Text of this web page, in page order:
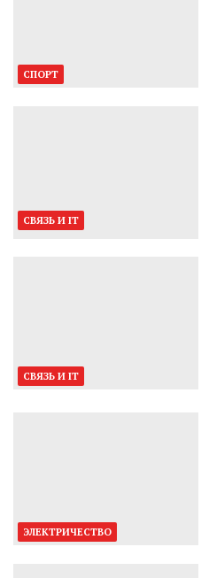
СПОРТ
СВЯЗЬ И IT
СВЯЗЬ И IT
ЭЛЕКТРИЧЕСТВО